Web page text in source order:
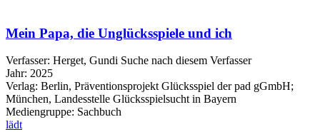
Mein Papa, die Unglücksspiele und ich
Verfasser: Herget, Gundi Suche nach diesem Verfasser
Jahr: 2025
Verlag: Berlin, Präventionsprojekt Glücksspiel der pad gGmbH;
München, Landesstelle Glücksspielsucht in Bayern
Mediengruppe: Sachbuch
lädt